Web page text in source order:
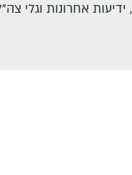
אחרונות וגלי